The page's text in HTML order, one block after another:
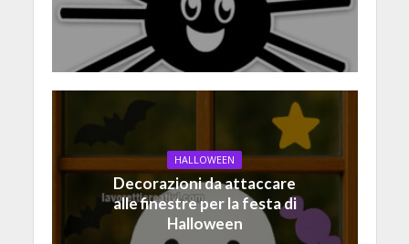
HALLOWEEN
Decorazioni da attaccare
alle finestre per la festa di
Halloween